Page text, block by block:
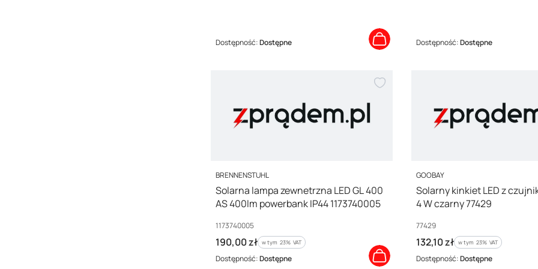
Dostępność:Dostępne Dostępność:Dostępne
PRODUCENT
BRENNENSTUHL
Solarna lampa zewnetrzna LED GL 400
AS 400lm powerbank IP44 1173740005
Kod producenta
1173740005
Cena brutto
190,00 zł w tym %s VAT
w tym 23% VAT
Dostępność:Dostępne
PRODUCENT
GOOBAY
Solarny kinkiet LED z
4 W czarny 77429
Kod producenta
77429
Cena brutto
132,10 zł w tym %s VAT
w tym 23% VAT
Dostępność:Dostępne